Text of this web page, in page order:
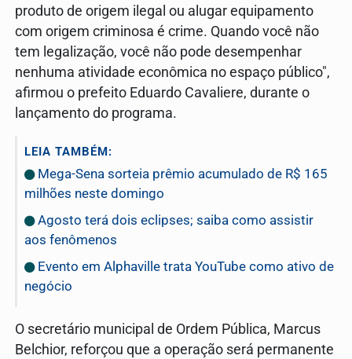
produto de origem ilegal ou alugar equipamento
com origem criminosa é crime. Quando você não
tem legalização, você não pode desempenhar
nenhuma atividade econômica no espaço público",
afirmou o prefeito Eduardo Cavaliere, durante o
lançamento do programa.
LEIA TAMBÉM:
Mega-Sena sorteia prêmio acumulado de R$ 165
milhões neste domingo
Agosto terá dois eclipses; saiba como assistir
aos fenômenos
Evento em Alphaville trata YouTube como ativo de
negócio
O secretário municipal de Ordem Pública, Marcus
Belchior, reforçou que a operação será permanente